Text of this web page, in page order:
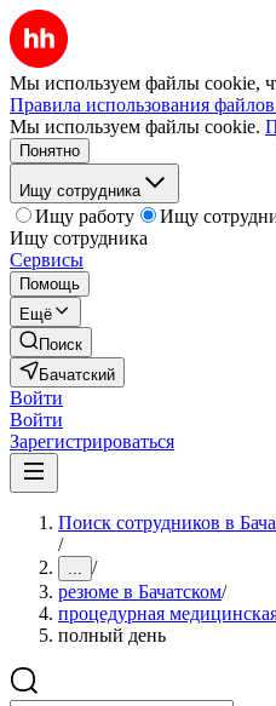
Мы используем файлы cookie,
Правила использования
Мы используем файлы cookie.
Понятно
Ищу сотрудника
Ищу работу
Ищу
Ищу сотрудника
Сервисы
Помощь
Ещё
Поиск
Бачатский
Войти
Войти
Зарегистрироваться
Поиск сотрудников в
/
... /
резюме в Бачатском/
процедурная
полный день